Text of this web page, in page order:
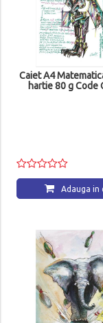
Caiet A4
hartie 80 g Code
Adauga in